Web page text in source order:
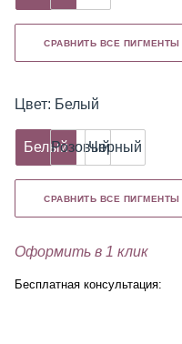
СРАВНИТЬ ВСЕ ПИГМЕНТЫ
Цвет: Белый
БелыйРозовыйЧерный
СРАВНИТЬ ВСЕ ПИГМЕНТЫ
Оформить в 1 клик
Бесплатная консультация: